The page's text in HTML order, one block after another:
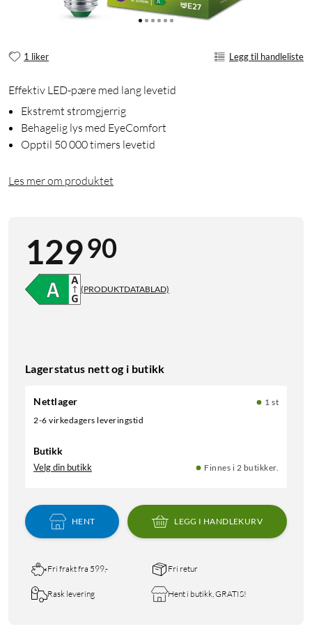
1 liker Legg til handleliste
Effektiv LED-pære med lang levetid
Ekstremt strømgjerrig
Behagelig lys med EyeComfort
Opptil 50 000 timers levetid
Les mer om produktet
12990
(PRODUKTDATABLAD)
Lagerstatus nett og i butikk
Nettlager
1 st
2-6 virkedagers leveringstid
Butikk
Velg din butikk Finnes i 2 butikker.
HENT LEGG I HANDLEKURV
Fri frakt fra 599,- Fri retur
Rask levering Hent i butikk, GRATIS!